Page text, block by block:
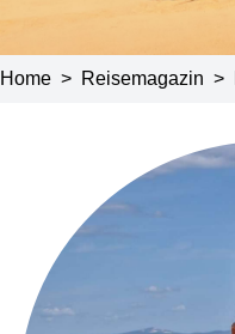
Home > Reisemagazin >